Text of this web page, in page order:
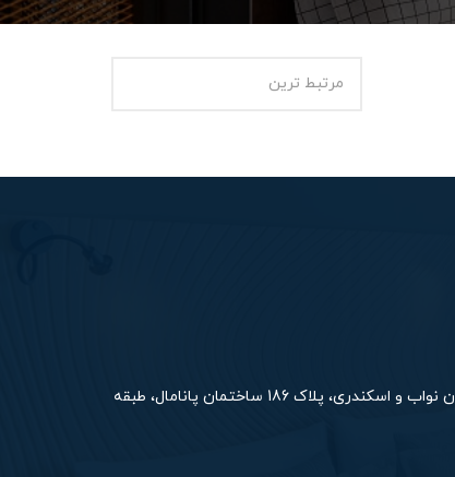
خیابان آزادی، بین خیابان نواب و اسکندری، پلاک 186 ساختمان پانامال، طبقه